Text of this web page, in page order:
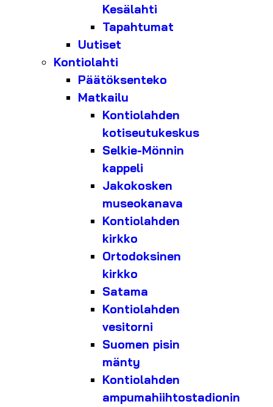
Kesälahti
Tapahtumat
Uutiset
Kontiolahti
Päätöksenteko
Matkailu
Kontiolahden
kotiseutukeskus
Selkie-Mönnin
kappeli
Jakokosken
museokanava
Kontiolahden
kirkko
Ortodoksinen
kirkko
Satama
Kontiolahden
vesitorni
Suomen pisin
mänty
Kontiolahden
ampumahiihtostadionin